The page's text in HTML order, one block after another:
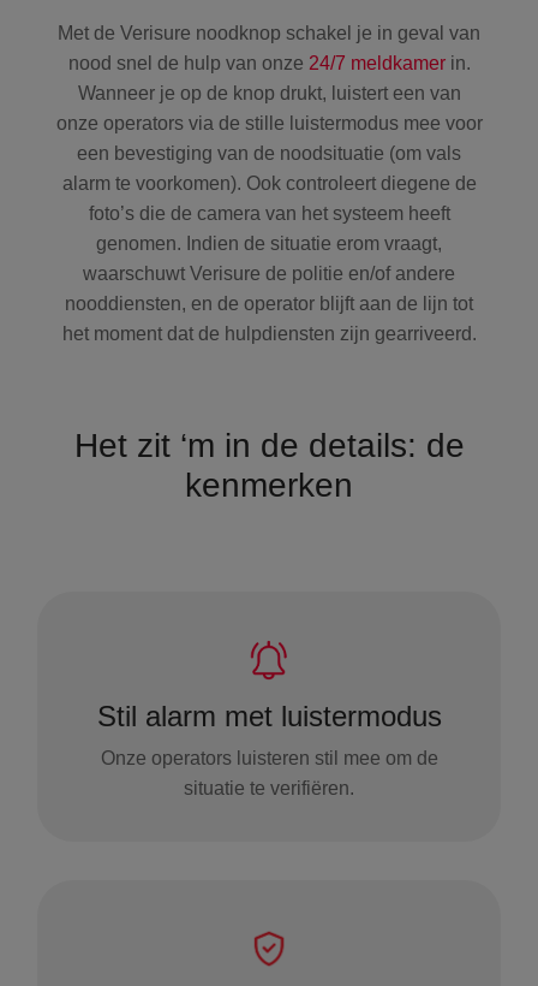
Met de Verisure noodknop schakel je in geval van
nood snel de hulp van onze 24/7 meldkamerin.
Wanneer je op de knop drukt, luistert een van
onze operators via de stille luistermodus mee voor
een bevestiging van de noodsituatie (om vals
alarm te voorkomen). Ook controleert diegene de
foto’s die de camera van het systeem heeft
genomen. Indien de situatie erom vraagt,
waarschuwt Verisure de politie en/of andere
nooddiensten, en de operator blijft aan de lijn tot
het moment dat de hulpdiensten zijn gearriveerd.
Het zit ‘m in de details: de
kenmerken
Stil alarm met luistermodus
Onze operators luisteren stil mee om de
situatie te verifiëren.